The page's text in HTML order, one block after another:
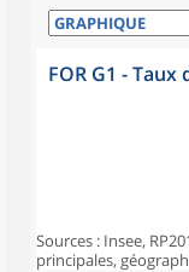
FOR G1 -
Sources : Insee,
principales,